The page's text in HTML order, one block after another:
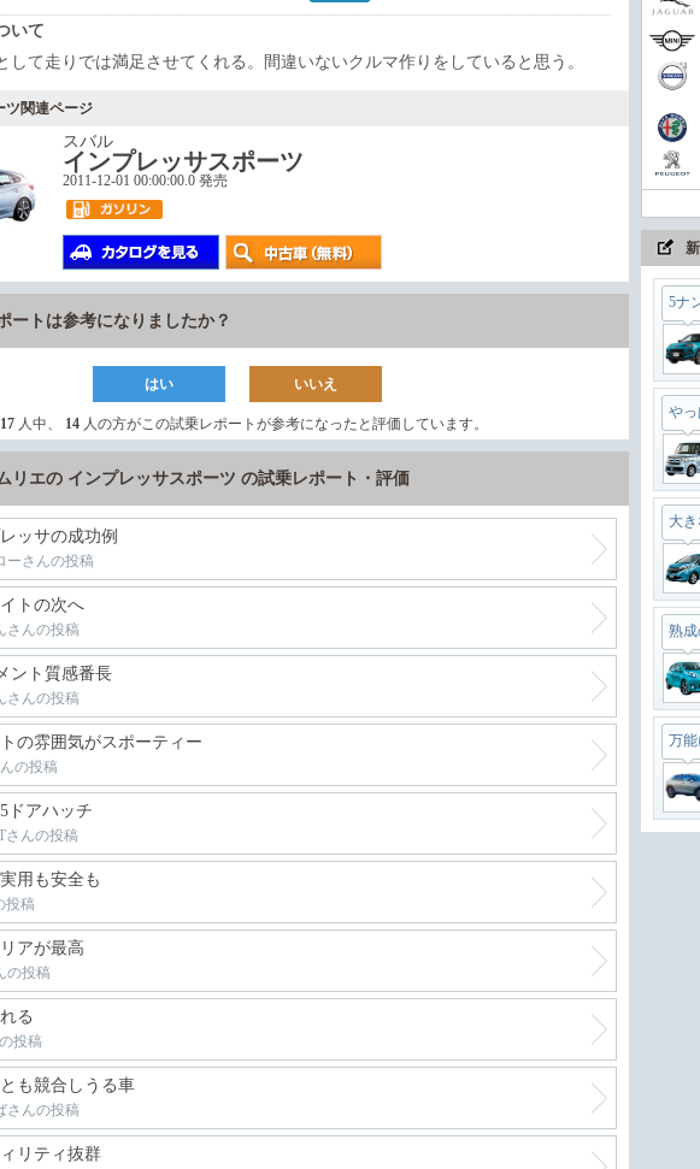
いて
して走りでは満足させてくれる。間違いないクルマ作りをしていると思う。
ツ関連ページ
スバル
インプレッサスポーツ
2011-12-01 00:00:00.0 発売
ートは参考になりましたか？
はい いいえ
17 人中、 14 人の方がこの試乗レポートが参考になったと評価しています。
リエの インプレッサスポーツ の試乗レポート・評価
ッサの成功例
ーさんの投稿
トの次へ
さんの投稿
ント質感番長
さんの投稿
の雰囲気がスポーティー
の投稿
ドアハッチ
さんの投稿
用も安全も
投稿
アが最高
の投稿
る
投稿
も競合しうる車
さんの投稿
リティ抜群
まさ
ち
5ナ
や
大
熟成
万